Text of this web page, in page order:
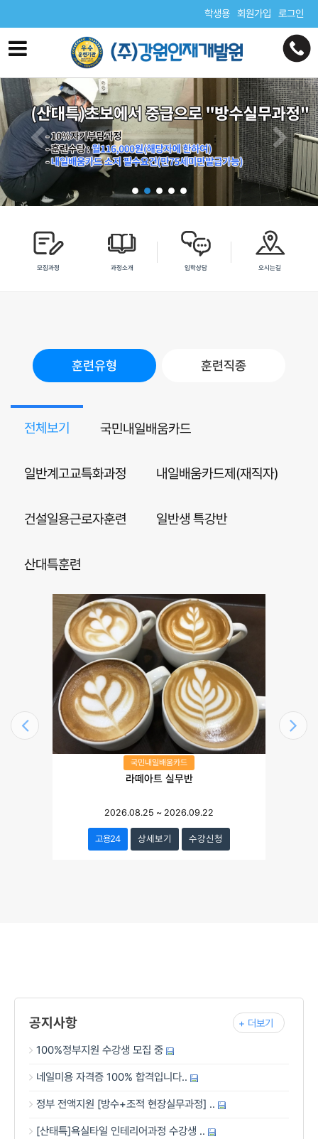
학생용 회원가입 로그인
모집과정 과정소개 입학상담 오시는길
훈련유형 훈련직종
전체보기 국민내일배움카드
일반계고교특화과정 내일배움카드제(재직자)
건설일용근로자훈련 일반생 특강반
산대특훈련
국민내일배움카드
라떼아트 실무반
2026.08.25 ~ 2026.09.22
고용24 상세보기 수강신청
공지사항 + 더보기
100%정부지원 수강생 모집 중
네일미용 자격증 100% 합격입니다..
정부 전액지원 [방수+조적 현장실무과정] ..
[산태특]욕실타일 인테리어과정 수강생 ..